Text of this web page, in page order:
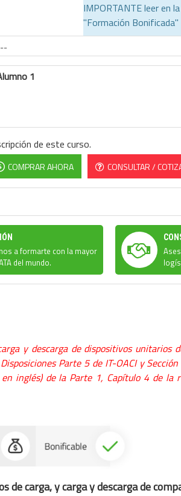
IMPORTANTE leer en
"Formación Bonificada"
1
de este curso.
COMPRAR AHORA CONSULTAR /
a formarte con la mayor
del mundo.
y descarga de dispositivos unitarios
Parte 5 de IT-OACI y Sección
inglés) de la Parte 1, Capítulo 4 de la
de carga, y carga y descarga de